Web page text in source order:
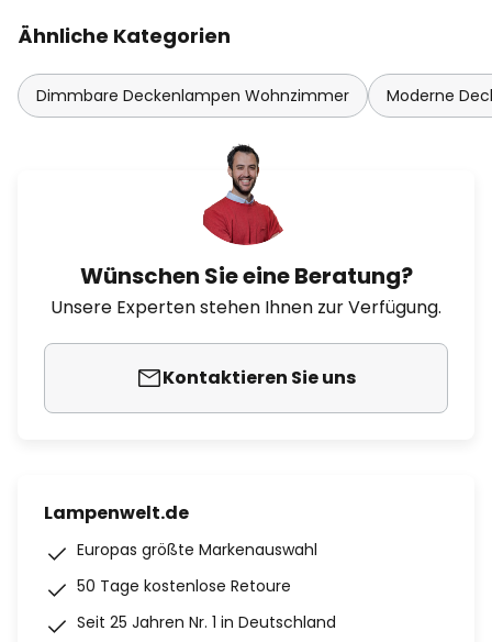
Ähnliche Kategorien
Dimmbare Deckenlampen Wohnzimmer Moderne
Wünschen Sie eine Beratung?
Unsere Experten stehen Ihnen zur Verfügung.
Kontaktieren Sie uns
Lampenwelt.de
Europas größte Markenauswahl
50 Tage kostenlose Retoure
Seit 25 Jahren Nr. 1 in Deutschland